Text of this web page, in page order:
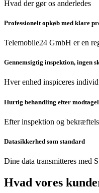
Hvad der gør os anderledes
Professionelt opkøb med klare
Telemobile24 GmbH er en
Gennemsigtig inspektion, ingen
Hver enhed inspiceres
Hurtig behandling efter
Efter inspektion og
Datasikkerhed som standard
Dine data transmitteres med
Hvad vores